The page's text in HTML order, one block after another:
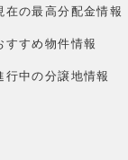
在の最高分配金情報
すすめ物件情報
行中の分譲地情報